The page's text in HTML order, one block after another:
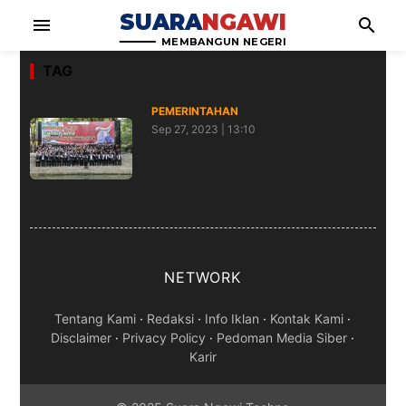
menu SUARANGAWI
MEMBANGUN NEGERI
search
TAG
PEMERINTAHAN
Sep 27, 2023 | 13:10
NETWORK
Tentang Kami · Redaksi · Info Iklan · Kontak Kami ·
Disclaimer · Privacy Policy · Pedoman Media Siber ·
Karir